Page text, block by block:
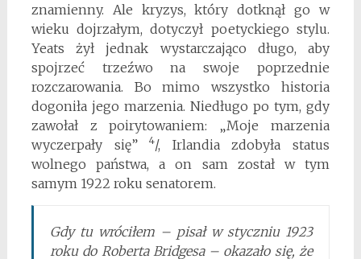
znamienny. Ale kryzys, który dotknął go w
wieku dojrzałym, dotyczył poetyckiego stylu.
Yeats żył jednak wystarczająco długo, aby
spojrzeć trzeźwo na swoje poprzednie
rozczarowania. Bo mimo wszystko historia
dogoniła jego marzenia. Niedługo po tym, gdy
zawołał z poirytowaniem: „Moje marzenia
wyczerpały się”4/, Irlandia zdobyła status
wolnego państwa, a on sam został w tym
samym 1922 roku senatorem.
Gdy tu wróciłem – pisał w styczniu 1923
roku do Roberta Bridgesa – okazało się, że